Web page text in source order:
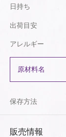
日持ち
出荷目安
アレルギー
原材料名
保存方法
販売情報